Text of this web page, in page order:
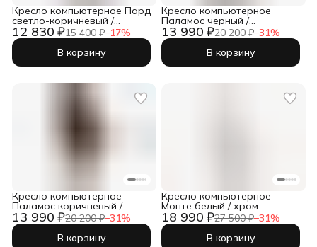
12 830 ₽15 400 ₽−17%
Кресло компьютерное Пард
светло-коричневый /
черный
В корзину
13 990 ₽20 200 ₽−31%
Кресло компьютерное
Паламос черный /
бронзовый
В корзину
13 990 ₽20 200 ₽−31%
Кресло компьютерное
Паламос коричневый /
бронзовый
В корзину
18 990 ₽27 500 ₽−31%
Кресло компьютерное
Монте белый / хром
В корзину